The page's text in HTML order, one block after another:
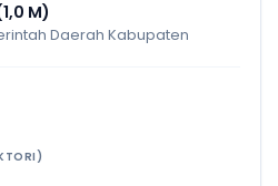
M)
Daerah Kabupaten